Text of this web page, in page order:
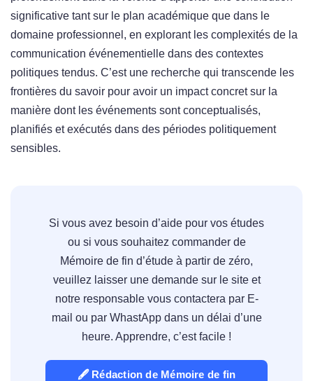
significative tant sur le plan académique que dans le
domaine professionnel, en explorant les complexités de la
communication événementielle dans des contextes
politiques tendus. C’est une recherche qui transcende les
frontières du savoir pour avoir un impact concret sur la
manière dont les événements sont conceptualisés,
planifiés et exécutés dans des périodes politiquement
sensibles.
Si vous avez besoin d’aide pour vos études
ou si vous souhaitez commander de
Mémoire de fin d’étude à partir de zéro,
veuillez laisser une demande sur le site et
notre responsable vous contactera par E-
mail ou par WhastApp dans un délai d’une
heure. Apprendre, c’est facile !
🖋 Rédaction de Mémoire de fin